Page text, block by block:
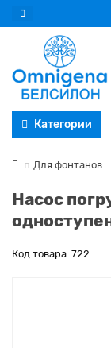
Категории
Для фонтанов
Насос
Код товара: 722